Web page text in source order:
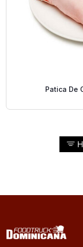
Patica De